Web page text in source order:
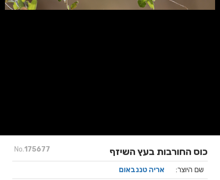
No.175677 כוס החורבות בעץ השיזף
שם היוצר: אריה טננבאום